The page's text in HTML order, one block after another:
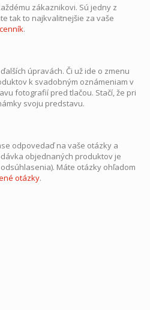
zákaznikovi. Sú jedny z
tak to najkvalitnejšie za vaše
.
úpravách. Či už ide o zmenu
k svadobným oznámeniam v
fotografií pred tlačou. Stačí, že pri
svoju predstavu.
odpovedaď na vaše otázky a
objednaných produktov je
Máte otázky ohľadom
otázky.